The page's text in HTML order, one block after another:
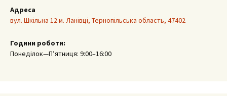
Адреса
вул. Шкільна 12 м. Ланівці, Тернопільська область, 47402
Години роботи:
Понеділок—П’ятниця: 9:00–16:00